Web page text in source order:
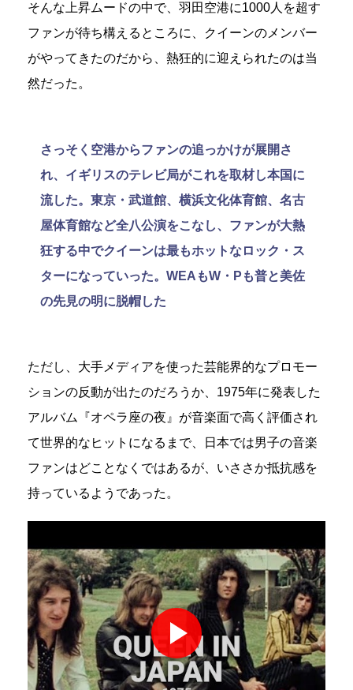
そんな上昇ムードの中で、羽田空港に1000人を超す
ファンが待ち構えるところに、クイーンのメンバー
がやってきたのだから、熱狂的に迎えられたのは当
然だった。
さっそく空港からファンの追っかけが展開さ
れ、イギリスのテレビ局がこれを取材し本国に
流した。東京・武道館、横浜文化体育館、名古
屋体育館など全八公演をこなし、ファンが大熱
狂する中でクイーンは最もホットなロック・ス
ターになっていった。WEAもW・Pも普と美佐
の先見の明に脱帽した
ただし、大手メディアを使った芸能界的なプロモー
ションの反動が出たのだろうか、1975年に発表した
アルバム『オペラ座の夜』が音楽面で高く評価され
て世界的なヒットになるまで、日本では男子の音楽
ファンはどことなくではあるが、いささか抵抗感を
持っているようであった。